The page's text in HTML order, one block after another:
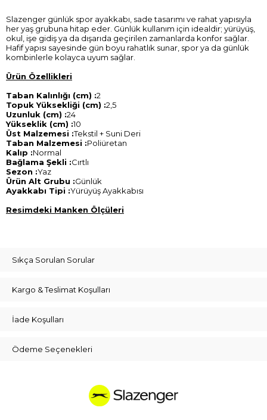
Slazenger günlük spor ayakkabı, sade tasarımı ve rahat yapısıyla
her yaş grubuna hitap eder. Günlük kullanım için idealdir; yürüyüş,
okul, işe gidiş ya da dışarıda geçirilen zamanlarda konfor sağlar.
Hafif yapısı sayesinde gün boyu rahatlık sunar, spor ya da günlük
kombinlerle kolayca uyum sağlar.
Ürün Özellikleri
Taban Kalınlığı (cm) :2
Topuk Yüksekliği (cm) :2,5
Uzunluk (cm) :24
Yükseklik (cm) :10
Üst Malzemesi :Tekstil + Suni Deri
Taban Malzemesi :Poliüretan
Kalıp :Normal
Bağlama Şekli :Cırtlı
Sezon :Yaz
Ürün Alt Grubu :Günlük
Ayakkabı Tipi :Yürüyüş Ayakkabısı
Resimdeki Manken Ölçüleri
Sıkça Sorulan Sorular
Kargo & Teslimat Koşulları
İade Koşulları
Ödeme Seçenekleri